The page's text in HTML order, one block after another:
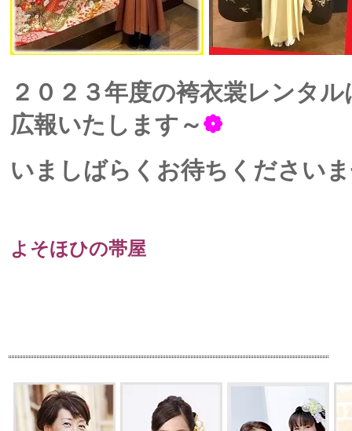
２０２３年度の袴衣裳レンタ
広報いたします～❁
いましばらくお待ちください
よそほひの帯屋